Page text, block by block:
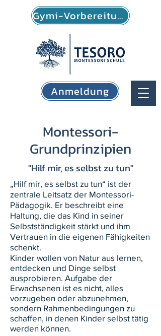
Anmeldung
Gymi-Vorbereitung
Montessori-
Grundprinzipien
"Hilf mir, es selbst zu tun"
„Hilf mir, es selbst zu tun“ ist der
zentrale Leitsatz der Montessori-
Pädagogik. Er beschreibt eine
Haltung, die das Kind in seiner
Selbstständigkeit stärkt und ihm
Vertrauen in die eigenen Fähigkeiten
schenkt.
Kinder wollen von Natur aus lernen,
entdecken und Dinge selbst
ausprobieren. Aufgabe der
Erwachsenen ist es nicht, alles
vorzugeben oder abzunehmen,
sondern Rahmenbedingungen zu
schaffen, in denen Kinder selbst tätig
werden können.